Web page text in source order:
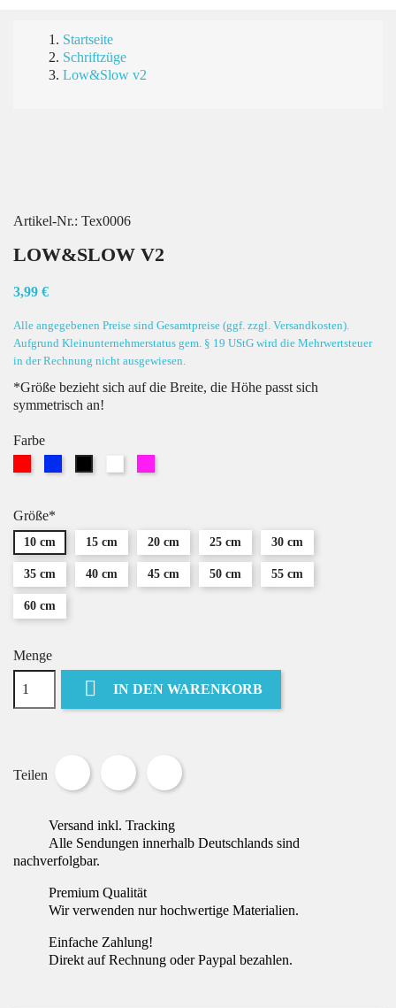
Startseite
Schriftzüge
Low&Slow v2
Artikel-Nr.: Tex0006
LOW&SLOW V2
3,99 €
Alle angegebenen Preise sind Gesamtpreise (ggf. zzgl. Versandkosten).
Aufgrund Kleinunternehmerstatus gem. § 19 UStG wird die Mehrwertsteuer
in der Rechnung nicht ausgewiesen.
*Größe bezieht sich auf die Breite, die Höhe passt sich
symmetrisch an!
Farbe
Größe*
10 cm 15 cm 20 cm 25 cm 30 cm
35 cm 40 cm 45 cm 50 cm 55 cm
60 cm
Menge
 IN DEN WARENKORB
Teilen
Versand inkl. Tracking
Alle Sendungen innerhalb Deutschlands sind
nachverfolgbar.
Premium Qualität
Wir verwenden nur hochwertige Materialien.
Einfache Zahlung!
Direkt auf Rechnung oder Paypal bezahlen.